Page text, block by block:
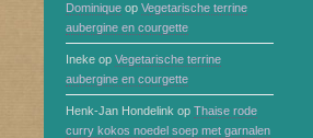
Dominique op Vegetarische terrine
aubergine en courgette
Ineke op Vegetarische terrine
aubergine en courgette
Henk-Jan Hondelink op Thaise rode
curry kokos noedel soep met garnalen